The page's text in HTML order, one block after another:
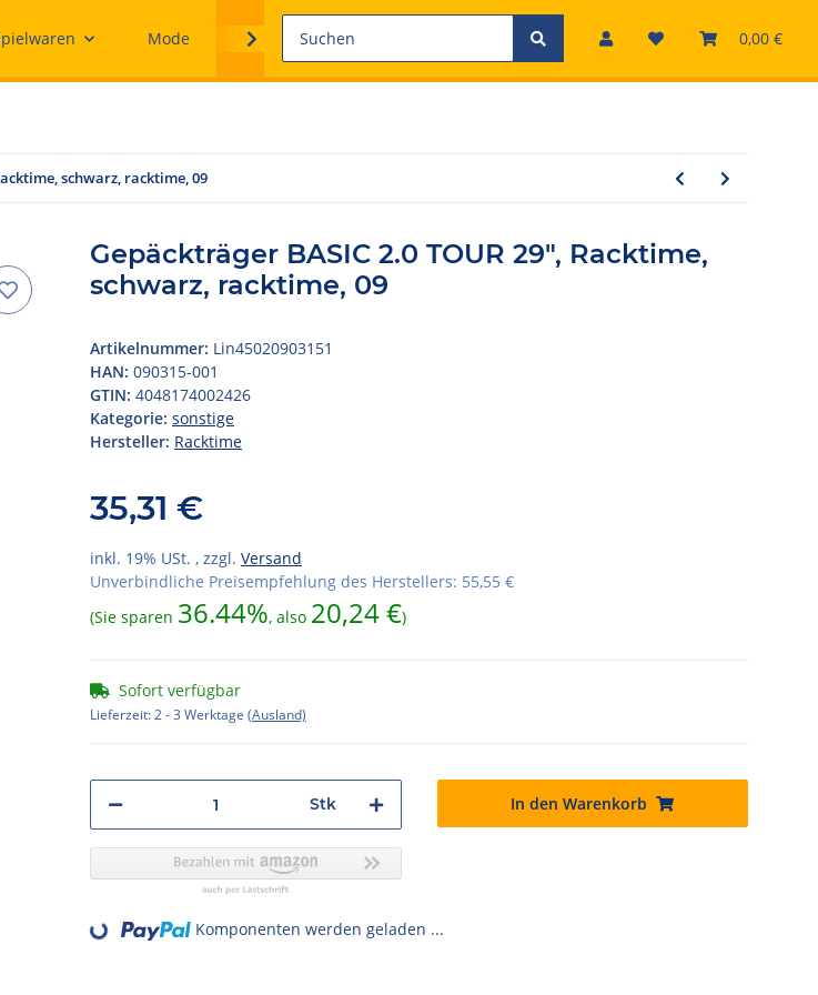
0,00 €
Mode Ersatzteile
schwarz, racktime, 09
Gepäckträger BASIC 2.0 TOUR 29", Racktime,
schwarz, racktime, 09
Artikelnummer: Lin45020903151
HAN: 090315-001
GTIN: 4048174002426
Kategorie: sonstige
Hersteller: Racktime
35,31 €
inkl. 19% USt. , zzgl. Versand
Unverbindliche Preisempfehlung des Herstellers: 55,55 €
(Sie sparen 36.44%, also 20,24 €)
Sofort verfügbar
Lieferzeit:2 - 3 Werktage (Ausland)
Stk In den Warenkorb
Loading... Komponenten werden geladen ...